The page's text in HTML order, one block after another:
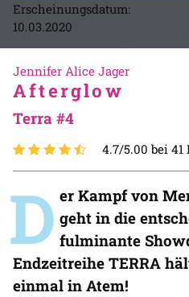
Erscheinungsdatum:
10.03.2020
Jennifer Alice Jager
Afterglow
Terra #4
4.7/5.00 bei 41
D er Kampf von
geht in die
fulminante
Endzeitreihe TERRA
einmal in Atem!